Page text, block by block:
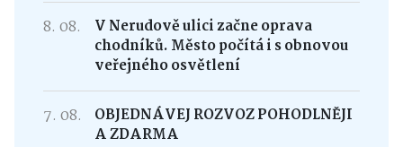
8. 08.
V Nerudově ulici začne oprava
chodníků. Město počítá i s obnovou
veřejného osvětlení
7. 08.
OBJEDNÁVEJ ROZVOZ POHODLNĚJI
A ZDARMA